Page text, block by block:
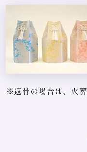
※返骨の場合は、火